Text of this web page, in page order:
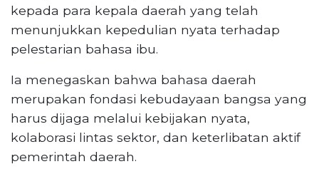
kepada para kepala daerah yang telah
menunjukkan kepedulian nyata terhadap
pelestarian bahasa ibu.
Ia menegaskan bahwa bahasa daerah
merupakan fondasi kebudayaan bangsa yang
harus dijaga melalui kebijakan nyata,
kolaborasi lintas sektor, dan keterlibatan aktif
pemerintah daerah.